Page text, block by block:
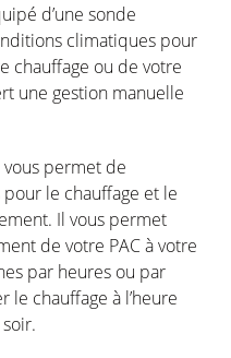
d’une sonde
climatiques pour
chauffage ou de votre
une gestion manuelle
vous permet de
pour le chauffage et le
. Il vous permet
de votre PAC àvotre
par heures ou par
le chauffage à l’heure
soir.